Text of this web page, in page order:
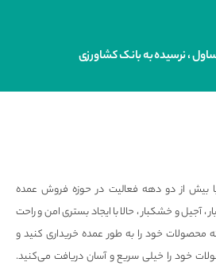
، نرسیده به بانک کشاورزی
بیش از دو دهه فعالیت در حوزه فروش عمده
، آجیل و خشکبار ، حالا با ایجاد بستری امن و راحت
محصولات خود را به طور عمده خریداری کنید و
خود را خیلی سریع و آسان دریافت می‌کنید.